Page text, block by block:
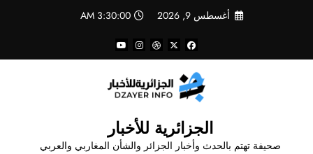
أغسطس 9, 2026 3:30:00 AM
الجزائرية للأخبار
صحيفة تهتم بالحدث وأخبار الجزائر والشأن المغاربي والعربي